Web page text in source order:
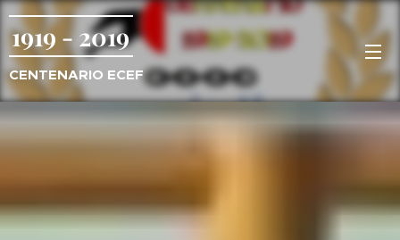
1919 - 2019
CENTENARIO ECEF